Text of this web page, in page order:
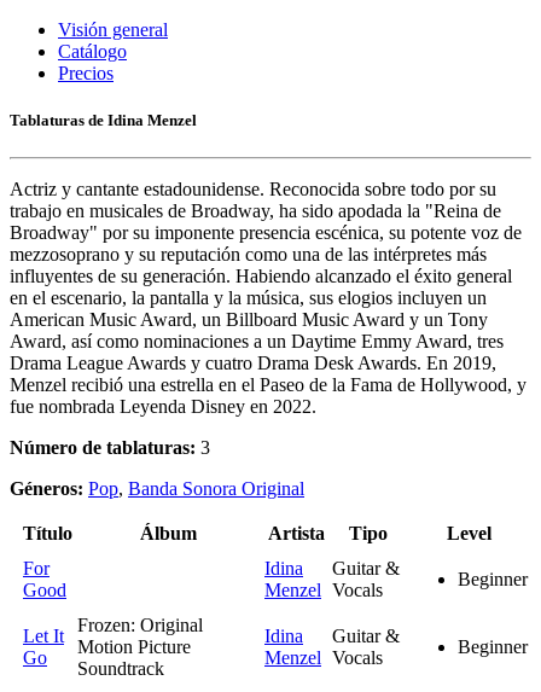
Visión general
Catálogo
Precios
Tablaturas de Idina Menzel
Actriz y cantante estadounidense. Reconocida sobre todo por su
trabajo en musicales de Broadway, ha sido apodada la "Reina de
Broadway" por su imponente presencia escénica, su potente voz de
mezzosoprano y su reputación como una de las intérpretes más
influyentes de su generación. Habiendo alcanzado el éxito general
en el escenario, la pantalla y la música, sus elogios incluyen un
American Music Award, un Billboard Music Award y un Tony
Award, así como nominaciones a un Daytime Emmy Award, tres
Drama League Awards y cuatro Drama Desk Awards. En 2019,
Menzel recibió una estrella en el Paseo de la Fama de Hollywood, y
fue nombrada Leyenda Disney en 2022.
Número de tablaturas: 3
Géneros: Pop, Banda Sonora Original
Título Álbum Artista Tipo
Level
For
Good
Idina
Menzel
Guitar &
Vocals
Beginner
Let It
Go
Frozen: Original
Motion Picture
Soundtrack
Idina
Menzel
Guitar &
Vocals
Beginner